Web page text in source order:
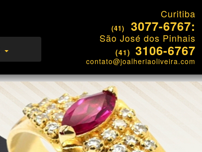
Curitiba
(41) 3077-6767:
São José dos Pinhais
(41) 3106-6767
contato@joalheriaoliveira.com